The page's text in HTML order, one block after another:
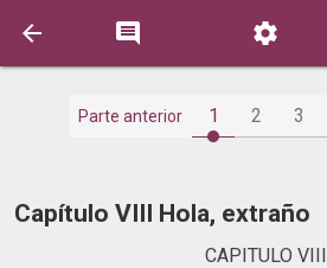
  
Parte anterior 1 2 3
Capítulo VIII Hola, extraño
CAPITULO VIII